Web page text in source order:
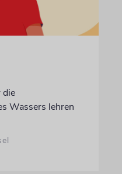
die
Wassers lehren